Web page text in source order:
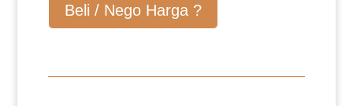
Beli / Nego Harga ?